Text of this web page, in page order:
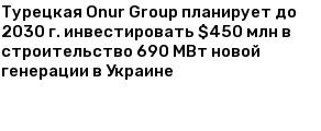
Турецкая Onur Group планирует до
2030 г. инвестировать $450 млн в
строительство 690 МВт новой
генерации в Украине